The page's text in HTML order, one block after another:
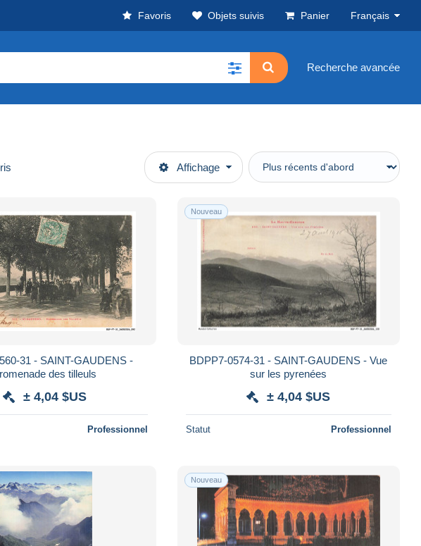
Favoris Objets suivis Panier Français
Recherche avancée
Affichage
31 - SAINT-GAUDENS -
des tilleuls
± 4,04 $US
Professionnel
Nouveau
BDPP7-0574-31 - SAINT-GAUDENS - Vue
sur les pyrenées
± 4,04 $US
Statut Professionnel
Nouveau